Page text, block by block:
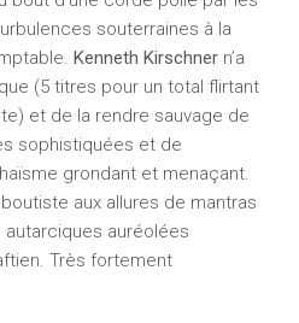
souterraines à la
Kenneth Kirschner n’a
(5 titres pour un total flirtant
et de la rendre sauvage de
sophistiquées et de
grondant et menaçant.
aux allures de mantras
autarciques auréolées
Très fortement